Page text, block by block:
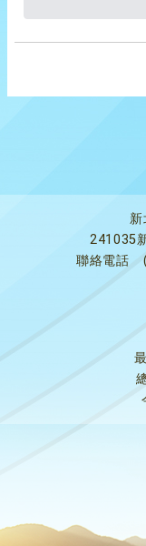
241035
聯絡電話